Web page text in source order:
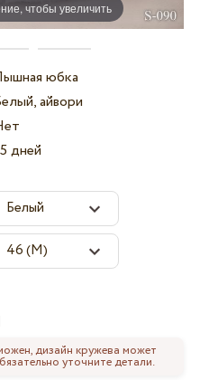
чтобы увеличить
юбка
айвори
дней
дизайн кружева может
уточните детали.